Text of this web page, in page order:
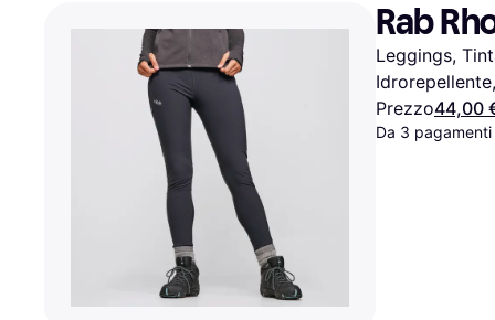
Paga ora
Paga in 3 rate
Paga dopo 30 giorni
Finanziamento
Unieuro
Media
eBay
Zalando
Rab
Leggings,
Prezzo44,00
Da 3